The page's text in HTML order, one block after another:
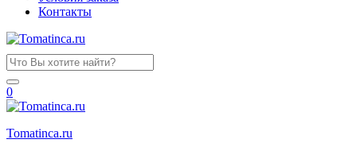
Контакты
0
Tomatinсa.ru